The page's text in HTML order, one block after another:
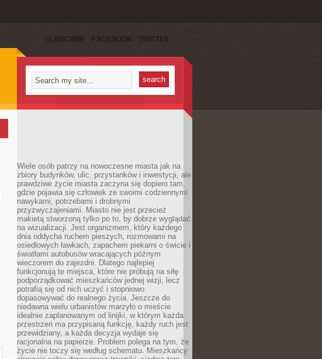
SUBSCRIBE FACEBOOK TWITTER
Wiele osób patrzy na nowoczesne miasta jak na
zbiory budynków, ulic, przystanków i inwestycji, ale
prawdziwe życie miasta zaczyna się dopiero tam,
gdzie pojawia się człowiek ze swoimi codziennymi
nawykami, potrzebami i drobnymi
przyzwyczajeniami. Miasto nie jest przecież
makietą stworzoną tylko po to, by dobrze wyglądać
na wizualizacji. Jest organizmem, który każdego
dnia oddycha ruchem pieszych, rozmowami na
osiedlowych ławkach, zapachem piekarni o świcie i
światłami autobusów wracających późnym
wieczorem do zajezdni. Dlatego najlepiej
funkcjonują te miejsca, które nie próbują na siłę
podporządkować mieszkańców jednej wizji, lecz
potrafią się od nich uczyć i stopniowo
dopasowywać do realnego życia. Jeszcze do
niedawna wielu urbanistów marzyło o mieście
idealnie zaplanowanym od linijki, w którym każda
przestrzeń ma przypisaną funkcję, każdy ruch jest
przewidziany, a każda decyzja wydaje się
racjonalna na papierze. Problem polega na tym, że
życie nie toczy się według schematu. Mieszkańcy